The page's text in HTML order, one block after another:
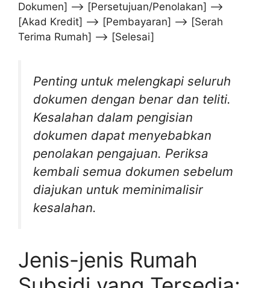
Dokumen] –> [Persetujuan/Penolakan] –>
[Akad Kredit] –> [Pembayaran] –> [Serah
Terima Rumah] –> [Selesai]
Penting untuk melengkapi seluruh
dokumen dengan benar dan teliti.
Kesalahan dalam pengisian
dokumen dapat menyebabkan
penolakan pengajuan. Periksa
kembali semua dokumen sebelum
diajukan untuk meminimalisir
kesalahan.
Jenis-jenis Rumah